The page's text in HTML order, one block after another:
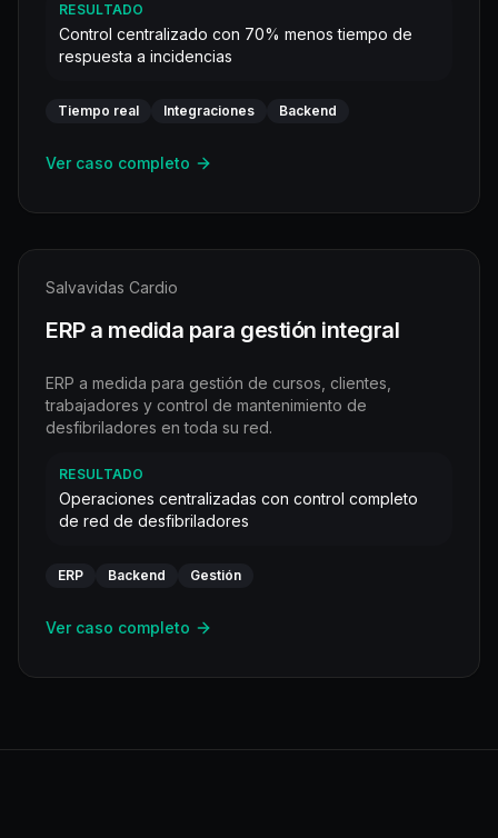
RESULTADO
Control centralizado con 70% menos tiempo de
respuesta a incidencias
Tiempo real Integraciones Backend
Ver caso completo
Salvavidas Cardio
ERP a medida para gestión integral
ERP a medida para gestión de cursos, clientes,
trabajadores y control de mantenimiento de
desfibriladores en toda su red.
RESULTADO
Operaciones centralizadas con control completo
de red de desfibriladores
ERP Backend Gestión
Ver caso completo